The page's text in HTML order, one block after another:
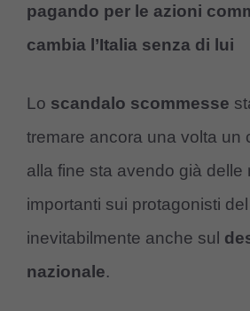
pagando per le azioni
cambia l’Italia senza di lui
Lo scandalo scommesse
tremare ancora una volta un
alla fine sta avendo già delle
importanti sui protagonisti
inevitabilmente anche sul
nazionale.